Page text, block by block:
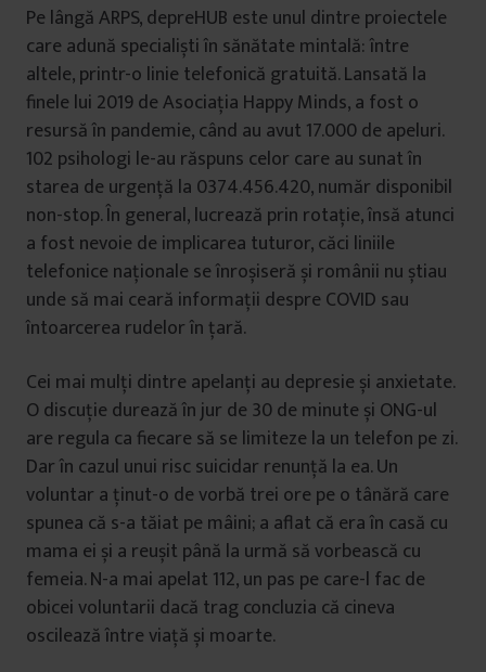
Pe lângă ARPS, depreHUB este unul dintre proiectele
care adună specialiști în sănătate mintală: între
altele, printr-o linie telefonică gratuită. Lansată la
finele lui 2019 de Asociația Happy Minds, a fost o
resursă în pandemie, când au avut 17.000 de apeluri.
102 psihologi le-au răspuns celor care au sunat în
starea de urgență la 0374.456.420, număr disponibil
non-stop. În general, lucrează prin rotație, însă atunci
a fost nevoie de implicarea tuturor, căci liniile
telefonice naționale se înroșiseră și românii nu știau
unde să mai ceară informații despre COVID sau
întoarcerea rudelor în țară.
Cei mai mulți dintre apelanți au depresie și anxietate.
O discuție durează în jur de 30 de minute și ONG-ul
are regula ca fiecare să se limiteze la un telefon pe zi.
Dar în cazul unui risc suicidar renunță la ea. Un
voluntar a ținut-o de vorbă trei ore pe o tânără care
spunea că s-a tăiat pe mâini; a aflat că era în casă cu
mama ei și a reușit până la urmă să vorbească cu
femeia. N-a mai apelat 112, un pas pe care-l fac de
obicei voluntarii dacă trag concluzia că cineva
oscilează între viață și moarte.